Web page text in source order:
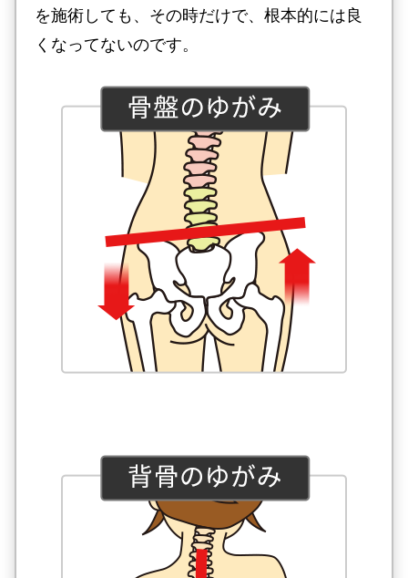
を施術しても、その時だけで、根本的には良
くなってないのです。